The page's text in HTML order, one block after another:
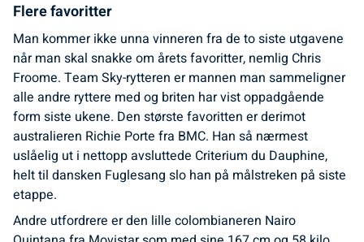
Flere favoritter
Man kommer ikke unna vinneren fra de to siste utgavene
når man skal snakke om årets favoritter, nemlig Chris
Froome. Team Sky-rytteren er mannen man sammeligner
alle andre ryttere med og briten har vist oppadgående
form siste ukene. Den største favoritten er derimot
australieren Richie Porte fra BMC. Han så nærmest
uslåelig ut i nettopp avsluttede Criterium du Dauphine,
helt til dansken Fuglesang slo han på målstreken på siste
etappe.
Andre utfordrere er den lille colombianeren Nairo